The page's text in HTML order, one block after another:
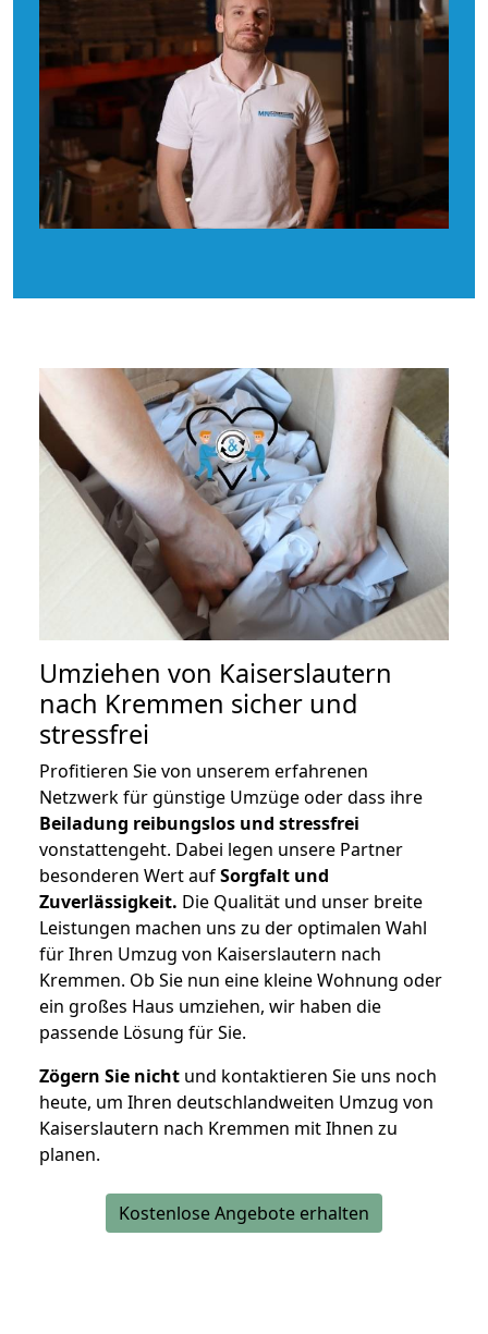
Umziehen von Kaiserslautern
nach Kremmen sicher und
stressfrei
Profitieren Sie von unserem erfahrenen
Netzwerk für günstige Umzüge oder dass ihre
Beiladung reibungslos und stressfrei
vonstattengeht. Dabei legen unsere Partner
besonderen Wert aufSorgfalt und
Zuverlässigkeit. Die Qualität und unser breite
Leistungen machen uns zu der optimalen Wahl
für Ihren Umzug von Kaiserslautern nach
Kremmen. Ob Sie nun eine kleine Wohnung oder
ein großes Haus umziehen, wir haben die
passende Lösung für Sie.
Zögern Sie nicht und kontaktieren Sie uns noch
heute, um Ihren deutschlandweiten Umzug von
Kaiserslautern nach Kremmen mit Ihnen zu
planen.
Kostenlose Angebote erhalten